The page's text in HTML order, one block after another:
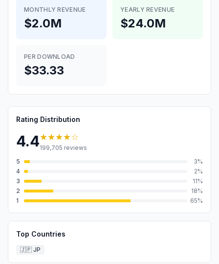
MONTHLY REVENUE
$2.0M
YEARLY REVENUE
$24.0M
PER DOWNLOAD
$33.33
Rating Distribution
4.4★★★★☆
199,705 reviews
5
3%
4
2%
3
11%
2
18%
1
65%
Top Countries
🇯🇵 JP